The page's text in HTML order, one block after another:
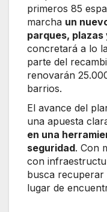
primeros 85
marcha un
parques,
concretará a lo
parte del
renovarán
barrios.
El avance del
una apuesta
en una
seguridad. Con
con
busca recuperar
lugar de